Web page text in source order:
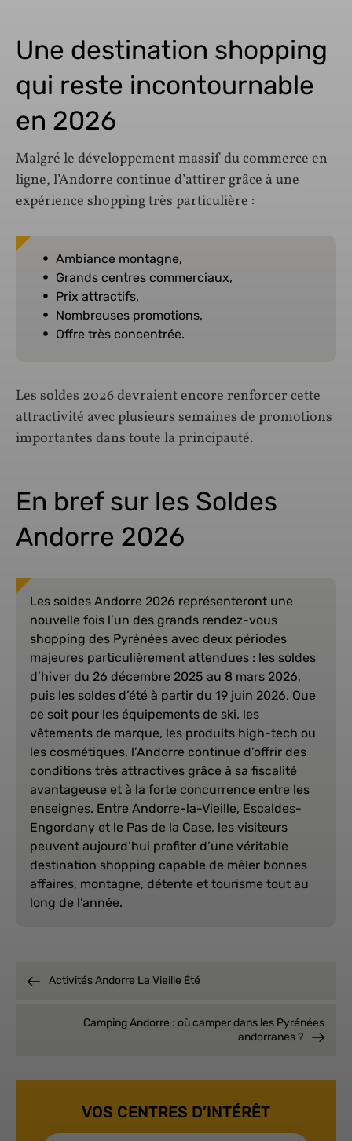
Une destination shopping
qui reste incontournable
en 2026
Malgré le développement massif du commerce en
ligne, l’Andorre continue d’attirer grâce à une
expérience shopping très particulière :
Ambiance montagne,
Grands centres commerciaux,
Prix attractifs,
Nombreuses promotions,
Offre très concentrée.
Les soldes 2026 devraient encore renforcer cette
attractivité avec plusieurs semaines de promotions
importantes dans toute la principauté.
En bref sur les Soldes
Andorre 2026
Les soldes Andorre 2026 représenteront une
nouvelle fois l’un des grands rendez-vous
shopping des Pyrénées avec deux périodes
majeures particulièrement attendues : les soldes
d’hiver du 26 décembre 2025 au 8 mars 2026,
puis les soldes d’été à partir du 19 juin 2026. Que
ce soit pour les équipements de ski, les
vêtements de marque, les produits high-tech ou
les cosmétiques, l’Andorre continue d’offrir des
conditions très attractives grâce à sa fiscalité
avantageuse et à la forte concurrence entre les
enseignes. Entre Andorre-la-Vieille, Escaldes-
Engordany et le Pas de la Case, les visiteurs
peuvent aujourd’hui profiter d’une véritable
destination shopping capable de mêler bonnes
affaires, montagne, détente et tourisme tout au
long de l’année.
VOS CENTRES D’INTÉRÊT
Activités Andorre La Vieille Été
Camping Andorre : où camper dans les Pyrénées
andorranes ?